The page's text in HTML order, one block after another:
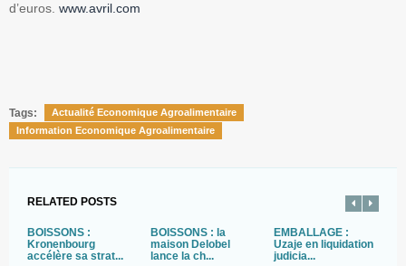
d’euros. www.avril.com
Tags:
Actualité Economique Agroalimentaire
Information Economique Agroalimentaire
RELATED POSTS
BOISSONS :
Kronenbourg
accélère sa strat...
BOISSONS : la
maison Delobel
lance la ch...
EMBALLAGE :
Uzaje en liquidation
judicia...